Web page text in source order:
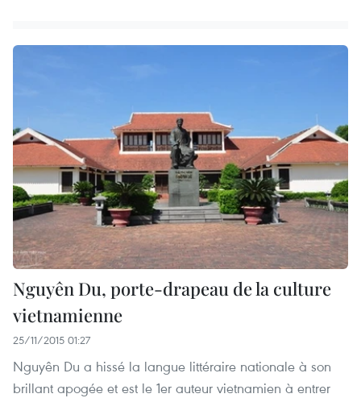
Nguyên Du, porte-drapeau de la culture
vietnamienne
25/11/2015 01:27
Nguyên Du a hissé la langue littéraire nationale à son
brillant apogée et est le 1er auteur vietnamien à entrer